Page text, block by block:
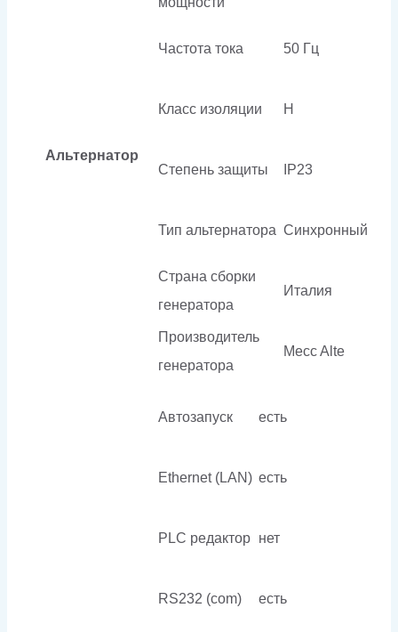
Альтернатор
Частота тока 50 Гц
Класс изоляции H
Степень защиты IP23
Тип альтернатора Синхронный
Страна сборки
генератора
Италия
Производитель
генератора
Mecc Alte
Автозапуск есть
Ethernet (LAN) есть
PLC редактор нет
RS232 (com) есть